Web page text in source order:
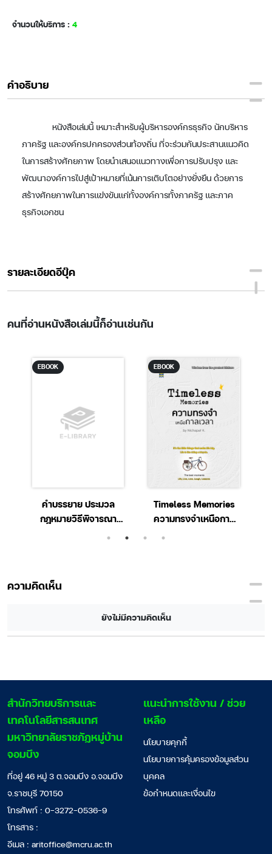
จำนวนให้บริการ : 4
คำอธิบาย
หนังสือเล่มนี้ เหมาะสำหรับผู้บริหารองค์กรธุรกิจ นักบริหาร
ภาครัฐ และองค์กรปกครองส่วนท้องถิ่น ที่จะร่วมกันประสานแนวคิด
ในการสร้างศักยภาพ โดยนำเสนอแนวทางเพื่อการปรับปรุง และ
พัฒนาองค์การไปสู่เป้าหมายที่เน้นการเติบโตอย่างยั่งยืน ด้วยการ
สร้างศักยภาพในการแข่งขันแก่ทั้งองค์การทั้งภาครัฐ และภาค
ธุรกิจเอกชน
รายละเอียดอีบุ๊ค
คนที่อ่านหนังสือเล่มนี้ก็อ่านเช่นกัน
EBOOK
คำบรรยาย ประมวล
กฎหมายวิธีพิจารณา
ความอาญา ปรับปรุง
EBOOK
Timeless Memories
ความทรงจำเหนือกาล
ความคิดเห็น
ยังไม่มีความคิดเห็น
สํานักวิทยบริการและ
เทคโนโลยีสารสนเทศ
มหาวิทยาลัยราชภัฏหมู่บ้าน
จอมบึง
ที่อยู่ 46 หมู่ 3 ต.จอมบึง อ.จอมบึง
จ.ราชบุรี 70150
โทรศัพท์ : 0-3272-0536-9
โทรสาร :
อีเมล : aritoffice@mcru.ac.th
แนะนำการใช้งาน / ช่วย
เหลือ
นโยบายคุกกี้
นโยบายการคุ้มครองข้อมูลส่วน
บุคคล
ข้อกำหนดและเงื่อนไข